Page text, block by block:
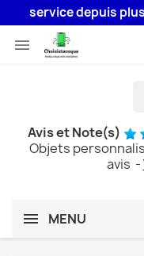
depuis plus de 15

Avis et Note(s)
Objets
avis -
MENU